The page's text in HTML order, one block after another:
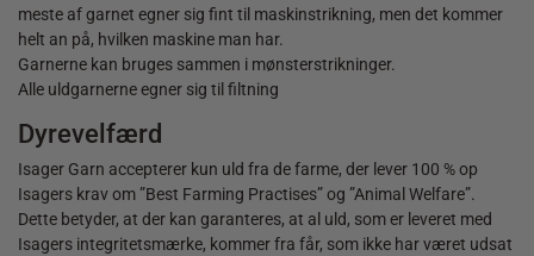
meste af garnet egner sig fint til maskinstrikning, men det kommer
helt an på, hvilken maskine man har.
Garnerne kan bruges sammen i mønsterstrikninger.
Alle uldgarnerne egner sig til filtning
Dyrevelfærd
Isager Garn accepterer kun uld fra de farme, der lever 100 % op
Isagers krav om ”Best Farming Practises” og ”Animal Welfare”.
Dette betyder, at der kan garanteres, at al uld, som er leveret med
Isagers integritetsmærke, kommer fra får, som ikke har været udsat